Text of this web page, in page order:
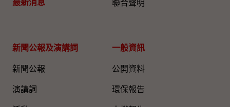
最新消息 聯合聲明
新聞公報及演講詞
新聞公報
演講詞
一般資訊​
公開資料
環保報告